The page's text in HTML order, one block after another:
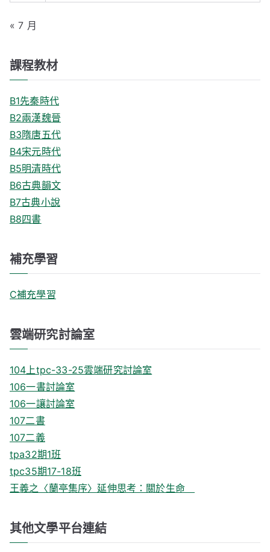
« 7 月
課程教材
B1先秦時代
B2兩漢魏晉
B3隋唐五代
B4宋元時代
B5明清時代
B6古典韻文
B7古典小說
B8四書
補充學習
C補充學習
雲端研究討論室
104上tpc-33-25雲端研究討論室
106一書討論室
106一讓討論室
107二書
107二義
tpa32期1班
tpc35期17-18班
王義之〈蘭亭集序〉延伸思考：關於生命
其他文學平台連結